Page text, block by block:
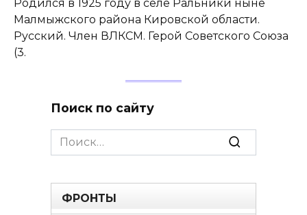
Родился в 1925 году в селе Ральники ныне
Малмыжского района Кировской области.
Русский. Член ВЛКСМ. Герой Советского Союза
(3.
Поиск по сайту
Search
for:
ФРОНТЫ